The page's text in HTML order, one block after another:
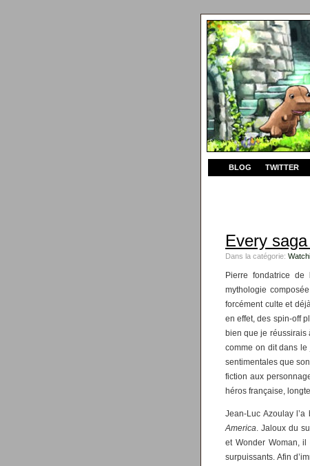
BLOG TWITTER
Every
Dans la catégorie:
Pierre fondatrice de
mythologie
forcément culte et
en effet, des spin-off
bien que je réussirais
comme on dit dans
sentimentales que
fiction aux
héros française,
Jean-Luc Azoulay
America. Jaloux du
et Wonder Woman,
surpuissants. Afin